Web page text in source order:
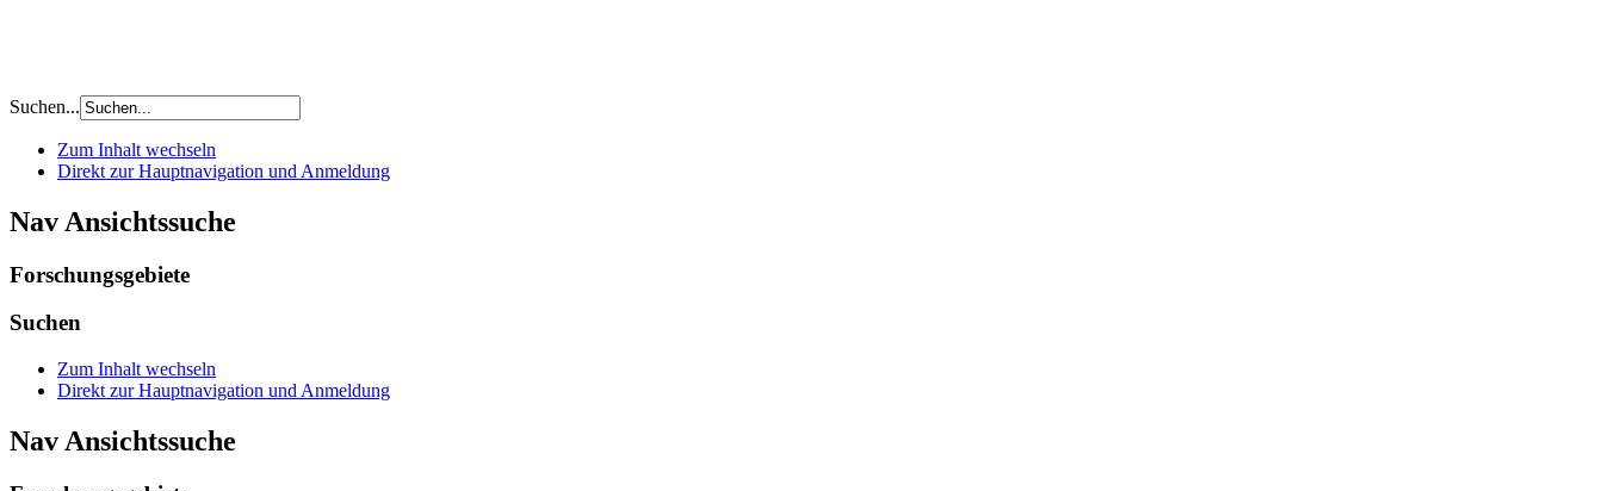
Suchen...
Zum Inhalt wechseln
Direkt zur Hauptnavigation und Anmeldung
Nav Ansichtssuche
Forschungsgebiete
Suchen
Zum Inhalt wechseln
Direkt zur Hauptnavigation und Anmeldung
Nav Ansichtssuche